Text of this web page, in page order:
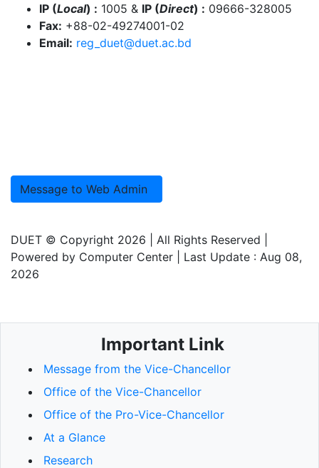
IP (Local) : 1005 & IP (Direct) : 09666-328005
Fax: +88-02-49274001-02
Email: reg_duet@duet.ac.bd
Message to Web Admin
DUET © Copyright 2026 | All Rights Reserved |
Powered by Computer Center | Last Update : Aug 08,
2026
Important Link
Message from the Vice-Chancellor
Office of the Vice-Chancellor
Office of the Pro-Vice-Chancellor
At a Glance
Research